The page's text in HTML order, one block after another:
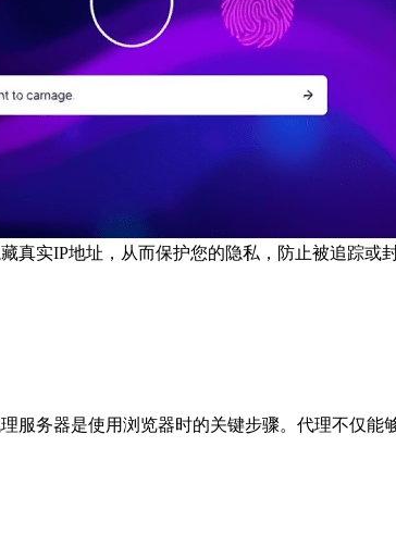
实IP地址，从而保护您的隐私，防止被追踪或
务器是使用浏览器时的关键步骤。代理不仅能